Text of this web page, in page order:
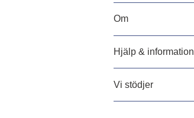
Om
Hjälp & information
Vi stödjer